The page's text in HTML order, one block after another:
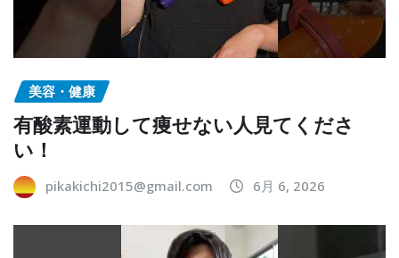
美容・健康
有酸素運動して痩せない人見てくださ
い！
pikakichi2015@gmail.com 6月 6, 2026